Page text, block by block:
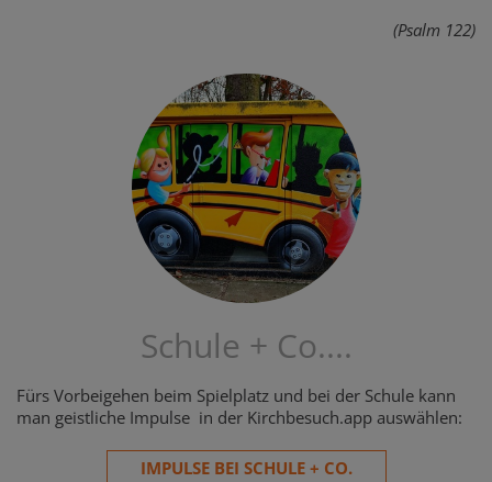
(Psalm 122)
Schule + Co....
Fürs Vorbeigehen beim Spielplatz und bei der Schule kann
man geistliche Impulse in der Kirchbesuch.app auswählen:
IMPULSE BEI SCHULE + CO.